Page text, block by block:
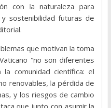
con la naturaleza para
sostenibilidad futuras de
que motivan la toma
“no son diferentes
comunidad científica: el
renovables, la pérdida de
y los riesgos de cambio
que junto con asumir la